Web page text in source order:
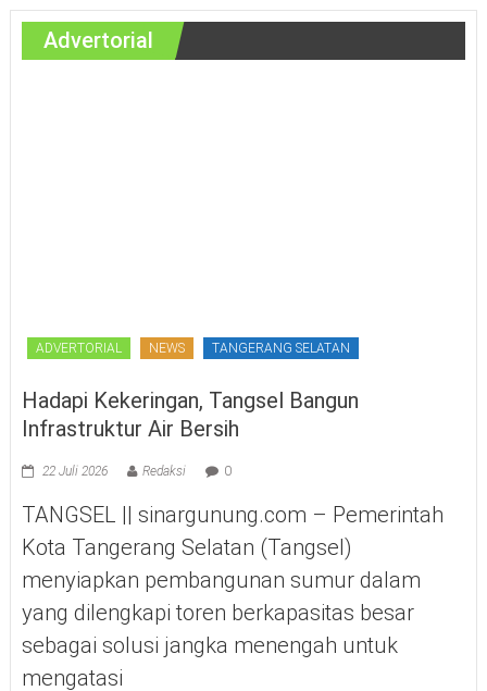
Advertorial
ADVERTORIAL NEWS TANGERANG SELATAN
Hadapi Kekeringan, Tangsel Bangun
Infrastruktur Air Bersih
22 Juli 2026 Redaksi 0
TANGSEL || sinargunung.com – Pemerintah
Kota Tangerang Selatan (Tangsel)
menyiapkan pembangunan sumur dalam
yang dilengkapi toren berkapasitas besar
sebagai solusi jangka menengah untuk
mengatasi